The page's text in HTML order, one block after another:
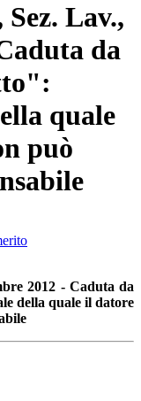
Lav.,
da
quale
può
2012 - Caduta da
della quale il datore